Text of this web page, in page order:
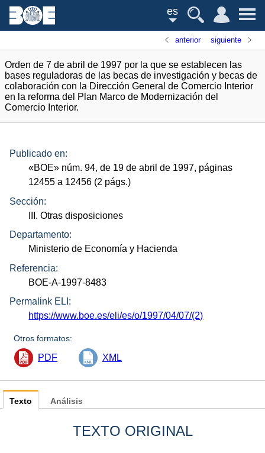
es
anterior siguiente
Orden de 7 de abril de 1997 por la que se establecen las
bases reguladoras de las becas de investigación y becas de
colaboración con la Dirección General de Comercio Interior
en la reforma del Plan Marco de Modernización del
Comercio Interior.
Publicado en:
«BOE» núm. 94, de 19 de abril de 1997, páginas
12455 a 12456 (2 págs.)
Sección:
III. Otras disposiciones
Departamento:
Ministerio de Economía y Hacienda
Referencia:
BOE-A-1997-8483
Permalink ELI:
https://www.boe.es/eli/es/o/1997/04/07/(2)
Otros formatos:
PDF XML
Texto
TEXTO ORIGINAL
Análisis